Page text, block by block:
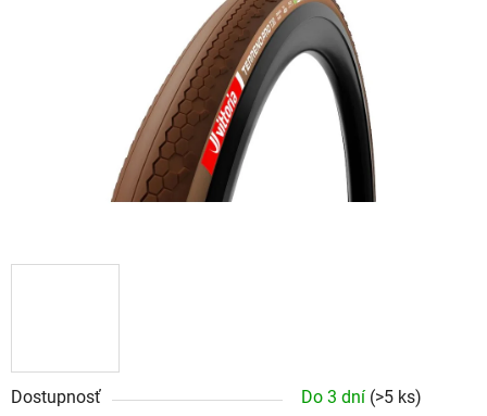
Dostupnosť Do 3 dní (>5 ks)